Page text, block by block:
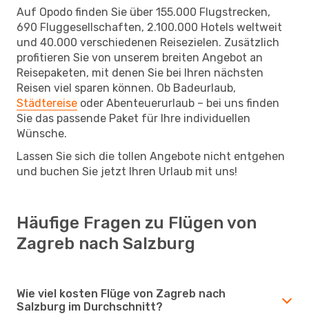
Auf Opodo finden Sie über 155.000 Flugstrecken,
690 Fluggesellschaften, 2.100.000 Hotels weltweit
und 40.000 verschiedenen Reisezielen. Zusätzlich
profitieren Sie von unserem breiten Angebot an
Reisepaketen, mit denen Sie bei Ihren nächsten
Reisen viel sparen können. Ob Badeurlaub,
Städtereise oder Abenteuerurlaub – bei uns finden
Sie das passende Paket für Ihre individuellen
Wünsche.
Lassen Sie sich die tollen Angebote nicht entgehen
und buchen Sie jetzt Ihren Urlaub mit uns!
Häufige Fragen zu Flügen von
Zagreb nach Salzburg
Wie viel kosten Flüge von Zagreb nach
Salzburg im Durchschnitt?